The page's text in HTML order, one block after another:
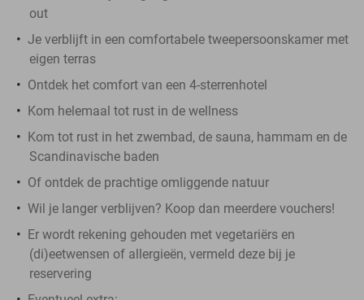
out
Je verblijft in een comfortabele tweepersoonskamer met
eigen terras
Ontdek het comfort van een 4-sterrenhotel
Kom helemaal tot rust in de wellness
Kom tot rust in het zwembad, de sauna, hammam en de
Scandinavische baden
Of ontdek de prachtige omliggende natuur
Wil je langer verblijven? Koop dan meerdere vouchers!
Er wordt rekening gehouden met vegetariërs en
(di)eetwensen of allergieën, vermeld deze bij je
reservering